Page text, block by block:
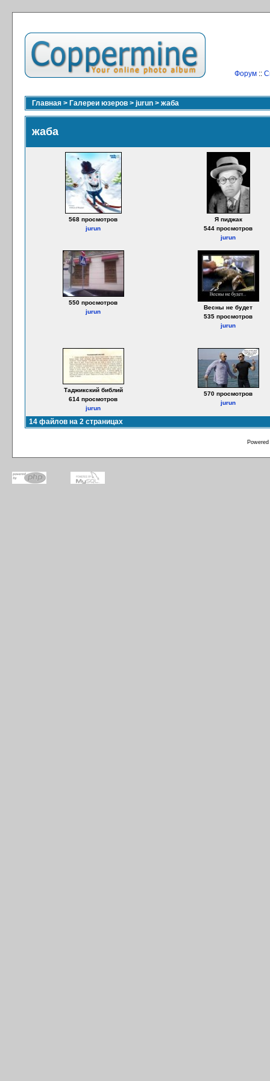
Форум::
Главная > Галереи юзеров > jurun > жаба
жаба
568 просмотров
jurun
Я пиджак
544 просмотров
jurun
550 просмотров
jurun
Весны не будет
535 просмотров
jurun
Таджикский библий
614 просмотров
jurun
570 просмотров
jurun
14 файлов на 2 страницах